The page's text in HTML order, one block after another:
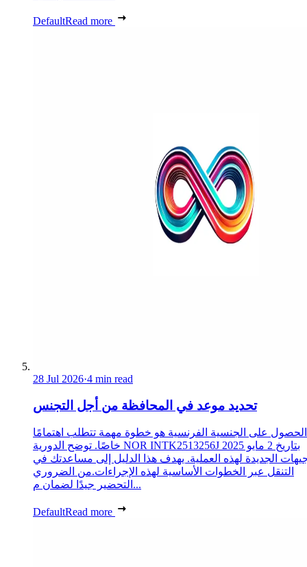
DefaultRead more
28 Jul 2026·4 min read
تحديد موعد في المحافظة من أجل التجنس
الحصول على الجنسية الفرنسية هو خطوة مهمة تتطلب اهتمامًا
خاصًا. توضح الدورية NOR INTK2513256J بتاريخ 2 مايو 2025
الجديدة لهذه العملية. يهدف هذا الدليل إلى مساعدتك في
التنقل عبر الخطوات الأساسية لهذه الإجراءات.من الضروري
التحضير جيدًا لضمان م...
DefaultRead more